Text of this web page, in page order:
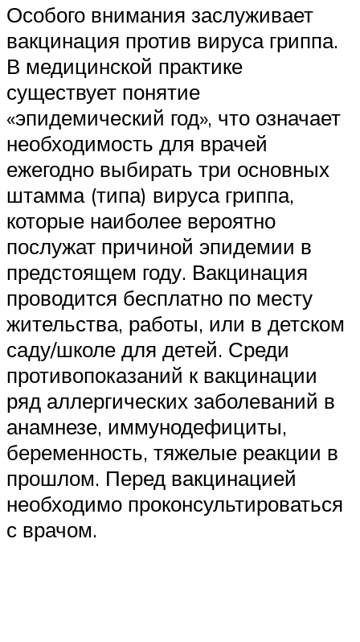
Особого внимания заслуживает
вакцинация против вируса гриппа.
В медицинской практике
существует понятие
«эпидемический год», что означает
необходимость для врачей
ежегодно выбирать три основных
штамма (типа) вируса гриппа,
которые наиболее вероятно
послужат причиной эпидемии в
предстоящем году. Вакцинация
проводится бесплатно по месту
жительства, работы, или в детском
саду/школе для детей. Среди
противопоказаний к вакцинации
ряд аллергических заболеваний в
анамнезе, иммунодефициты,
беременность, тяжелые реакции в
прошлом. Перед вакцинацией
необходимо проконсультироваться
с врачом.